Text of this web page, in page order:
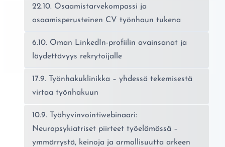
22.10. Osaamistarvekompassi ja
osaamisperusteinen CV työnhaun tukena
6.10. Oman LinkedIn-profiilin avainsanat ja
löydettävyys rekrytoijalle
17.9. Työnhakuklinikka – yhdessä tekemisestä
virtaa työnhakuun
10.9. Työhyvinvointiwebinaari:
Neuropsykiatriset piirteet työelämässä –
ymmärrystä, keinoja ja armollisuutta arkeen